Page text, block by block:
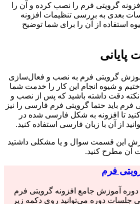
گرویتی فرم را نصب کرده و آن را
بعدی به بررسی تنظیمات افزونه
استفاده از آن را برای شما توضیح
گرویتی فرم به نصب و فعال‌سازی
و شیوه انجام این کار را خدمت شما
نکته دقت داشته باشید که پس از نصب و
فرم باید حتما گرویتی فرم فارسی را نیز
تا افزونه به شکل فارسی شده در
از آن با زبان فارسی استفاده کنید.
این قسمت سوال و یا مشکلی داشتید
آن مطرح کنید.
فرم
دوره آموزش جامع افزونه گرویتی فرم
جلسات دوره می‌توانید روی دکمه زیر